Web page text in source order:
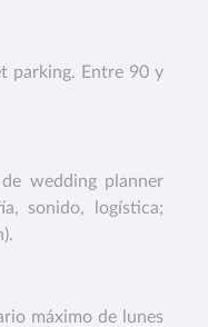
parking. Entre 90 y
wedding planner
sonido, logística;
máximo de lunes